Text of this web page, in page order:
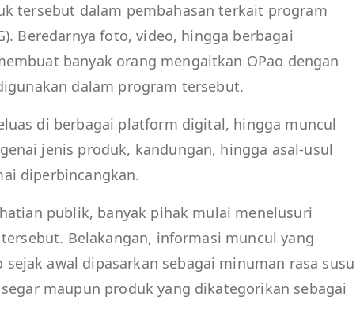
tersebut dalam pembahasan terkait program
Beredarnya foto, video, hingga berbagai
banyak orang mengaitkan OPao dengan
dalam program tersebut.
di berbagai platform digital, hingga muncul
jenis produk, kandungan, hingga asal-usul
diperbincangkan.
publik, banyak pihak mulai menelusuri
Belakangan, informasi muncul yang
sejak awal dipasarkan sebagai minuman rasa susu
maupun produk yang dikategorikan sebagai